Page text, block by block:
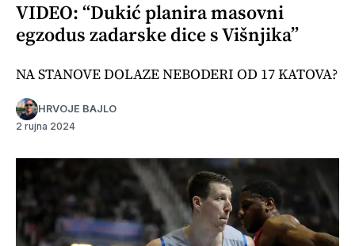
VIDEO: “Dukić planira masovni
egzodus zadarske dice s Višnjika”
NA STANOVE DOLAZE NEBODERI OD 17 KATOVA?
HRVOJE BAJLO
2 rujna 2024